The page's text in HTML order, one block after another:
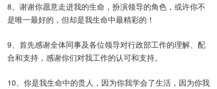
8、谢谢你愿意走进我的生命，扮演领导的角色，或许你不
是唯一最好的，但却是我生命中最精彩的！
9、首先感谢全体同事及各位领导对行政部工作的理解、配
合和支持，感谢你们对我工作的认可和支持。
10、你是我生命中的贵人，因为你我学会了生活，因为你我